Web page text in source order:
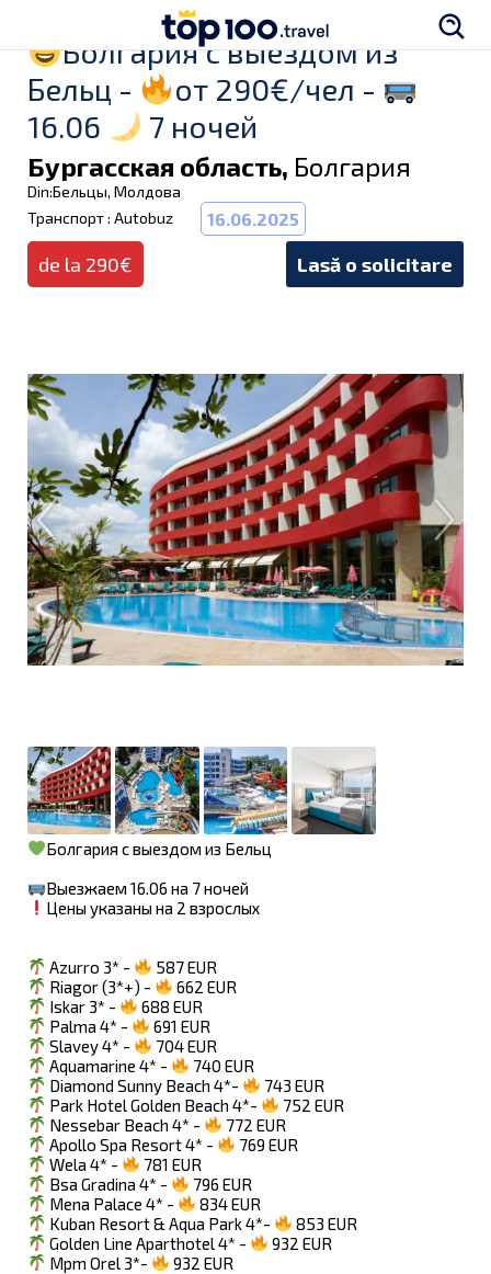
Болгария с выездом из
Бельц -
от 290€/чел -
16.06
7 ночей
Бургасская область, Болгария
Din:Бельцы, Молдова
Транспорт : Autobuz
16.06.2025
de la 290€ Lasă o solicitare
Болгария с выездом из Бельц
Выезжаем 16.06 на 7 ночей
Цены указаны на 2 взрослых
Azurro 3* -
587 EUR
Riagor (3*+) -
662 EUR
Iskar 3* -
688 EUR
Palma 4* -
691 EUR
Slavey 4* -
704 EUR
Aquamarine 4* -
740 EUR
Diamond Sunny Beach 4*-
743 EUR
Park Hotel Golden Beach 4*-
752 EUR
Nessebar Beach 4* -
772 EUR
Apollo Spa Resort 4* -
769 EUR
Wela 4* -
781 EUR
Bsa Gradina 4* -
796 EUR
Mena Palace 4* -
834 EUR
Kuban Resort & Aqua Park 4*-
853 EUR
Golden Line Aparthotel 4* -
932 EUR
Mpm Orel 3*-
932 EUR